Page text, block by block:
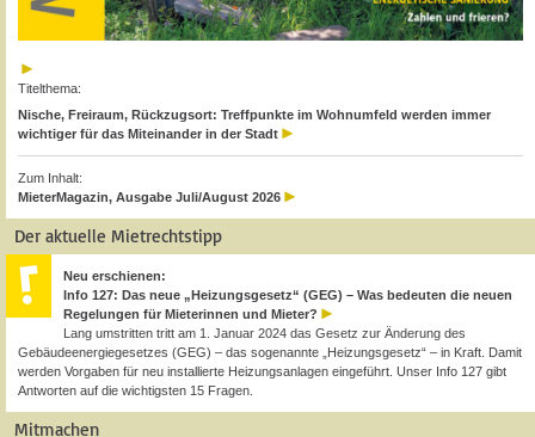
Titelthema:
Nische, Freiraum, Rückzugsort: Treffpunkte im Wohnumfeld werden immer
wichtiger für das Miteinander in der Stadt
Zum Inhalt:
MieterMagazin, Ausgabe Juli/August 2026
Der aktuelle Mietrechtstipp
Neu erschienen:
Info 127: Das neue „Heizungsgesetz“ (GEG) – Was bedeuten die neuen
Regelungen für Mieterinnen und Mieter?
Lang umstritten tritt am 1. Januar 2024 das Gesetz zur Änderung des
Gebäudeenergiegesetzes (GEG) – das sogenannte „Heizungsgesetz“ – in Kraft. Damit
werden Vorgaben für neu installierte Heizungsanlagen eingeführt. Unser Info 127 gibt
Antworten auf die wichtigsten 15 Fragen.
Mitmachen